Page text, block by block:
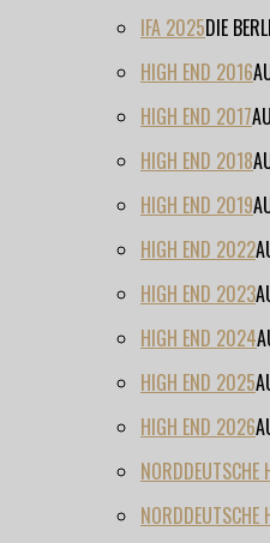
IFA 2025DIE
HIGH END 2016
HIGH END 2017
HIGH END 2018
HIGH END 2019
HIGH END 2022
HIGH END 2023
HIGH END 2024
HIGH END 2025
HIGH END 2026
NORDDEUTSCHE